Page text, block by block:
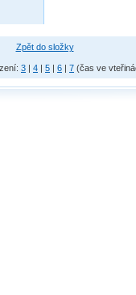
Zpět do složky
3 | 4 | 5 | 6 | 7 (čas ve